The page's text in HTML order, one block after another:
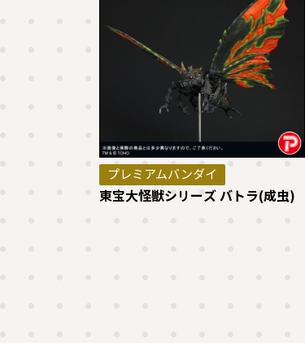
プレミアムバンダイ
東宝大怪獣シリーズ バトラ(成虫)